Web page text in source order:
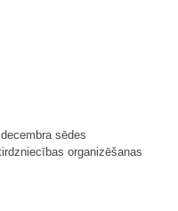
sēdes
organizēšanas